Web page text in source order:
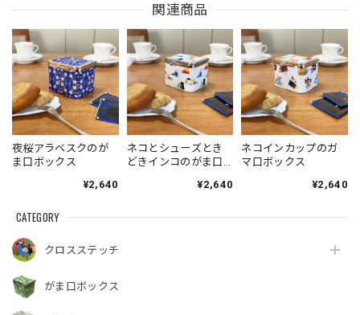
CATEGORY
クロスステッチ
がま口ボックス
関連商品
夜桜アラベスクのが
ま口ボックス
¥2,640
ネコとシューズとき
どきインコのがま口
¥2,640
ネコインカップのガ
マ口ボックス
¥2,640